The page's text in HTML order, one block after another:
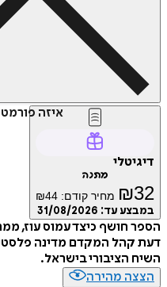
איזה
דיגיטלי
מתנה
₪32 מחיר קודם: ₪44
במבצע עד: 31/08/2026
הספר חושף כיצד עמוס עוז,
דעת קהל המקדם מדינה
השיח הציבורי בישראל.
הצצה מהירה